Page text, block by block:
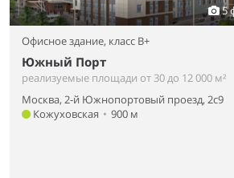
5
Офисное здание, класс B+
Южный Порт
реализуемые площади от 30 до 12 000 м²
Москва, 2-й Южнопортовый проезд, 2с9
Кожуховская • 900 м